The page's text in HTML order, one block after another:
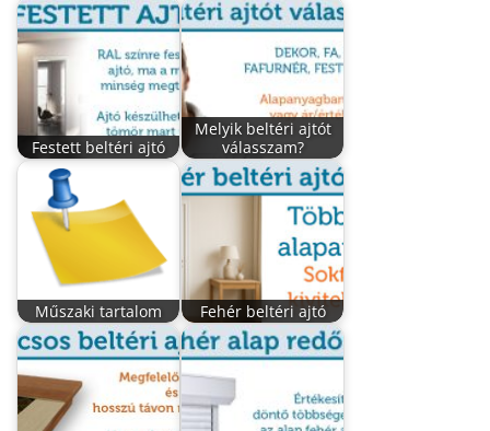
Festett beltéri ajtó
Melyik beltéri ajtót
válasszam?
Műszaki tartalom Fehér beltéri ajtó